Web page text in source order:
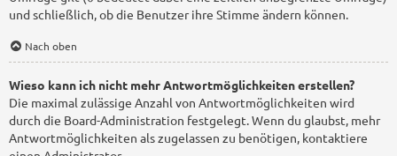
und schließlich, ob die Benutzer ihre Stimme ändern können.
Nach oben
Wieso kann ich nicht mehr Antwortmöglichkeiten erstellen?
Die maximal zulässige Anzahl von Antwortmöglichkeiten wird
durch die Board-Administration festgelegt. Wenn du glaubst, mehr
Antwortmöglichkeiten als zugelassen zu benötigen, kontaktiere